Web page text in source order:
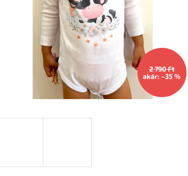
2 790 Ft
akár: –35 %